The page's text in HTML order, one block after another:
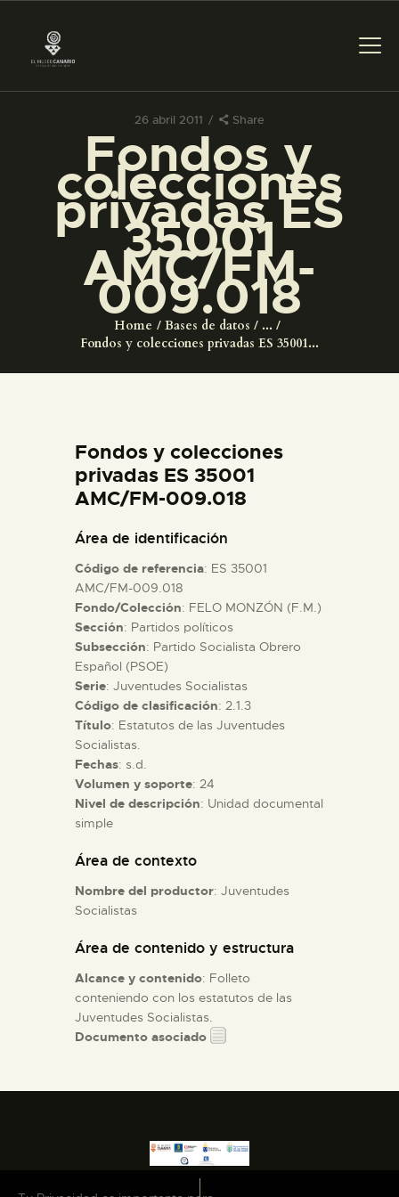
26 abril 2011 Share
Fondos y
colecciones
privadas ES
35001
AMC/FM-
009.018
Home Bases de datos
...
Fondos y colecciones privadas ES 35001...
PREPARAR LA VISITA
ACTIVIDADES
█
EL MUSEO
ESPAÑOL
ACTIVIDADES
█
EL MUSEO
COLECCIONES
DIDÁCTICA
Fondos y colecciones
privadas ES 35001
AMC/FM-009.018
Área de identificación
Código de referencia: ES 35001
AMC/FM-009.018
Fondo/Colección: FELO MONZÓN (F.M.)
Sección: Partidos políticos
Subsección: Partido Socialista Obrero
Español (PSOE)
Serie: Juventudes Socialistas
Código de clasificación: 2.1.3
Título: Estatutos de las Juventudes
Socialistas.
Fechas: s.d.
Volumen y soporte: 24
Nivel de descripción: Unidad documental
simple
Área de contexto
Nombre del productor: Juventudes
Socialistas
Área de contenido y estructura
Alcance y contenido: Folleto
conteniendo con los estatutos de las
Juventudes Socialistas.
Documento asociado